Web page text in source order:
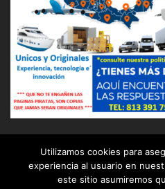
© 2026 OSUNA BALERO
Utilizamos cookies para
experiencia al usuario en
este sitio asumiremos